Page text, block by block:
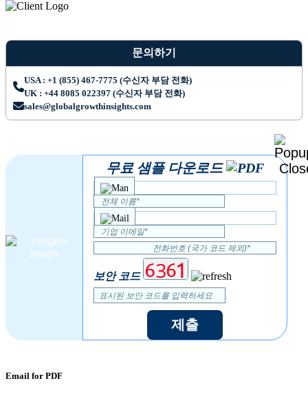
문의하기
USA : +1 (855) 467-7775 (수신자 부담 전화)
UK : +44 8085 022397 (수신자 부담 전화)
sales@globalgrowthinsights.com
무료 샘플 다운로드
보안 코드
제출
Email for PDF